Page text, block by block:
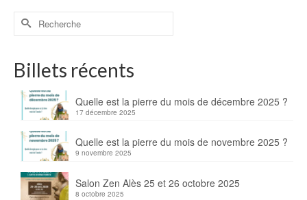
Billets récents
Quelle est la pierre du mois de décembre 2025 ?
17 décembre 2025
Quelle est la pierre du mois de novembre 2025 ?
9 novembre 2025
Salon Zen Alès 25 et 26 octobre 2025
8 octobre 2025